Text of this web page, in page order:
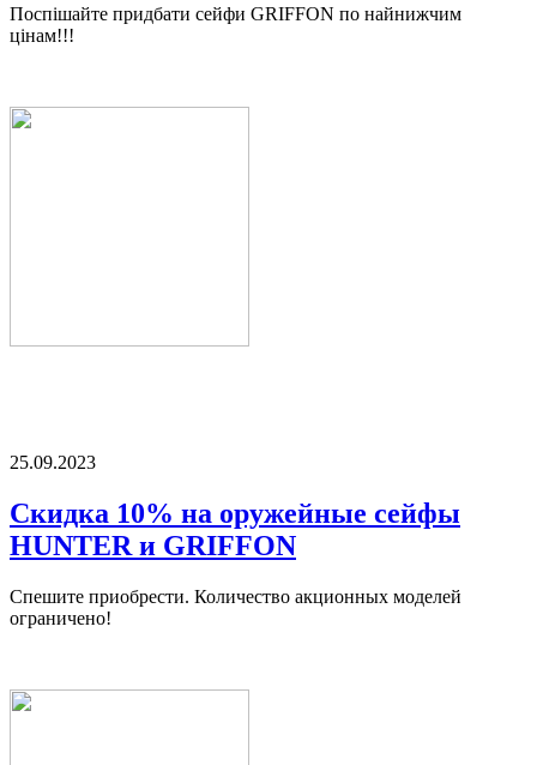
Поспішайте придбати сейфи GRIFFON по найнижчим
цінам!!!
25.09.2023
Скидка 10% на оружейные сейфы
HUNTER и GRIFFON
Спешите приобрести. Количество акционных моделей
ограничено!